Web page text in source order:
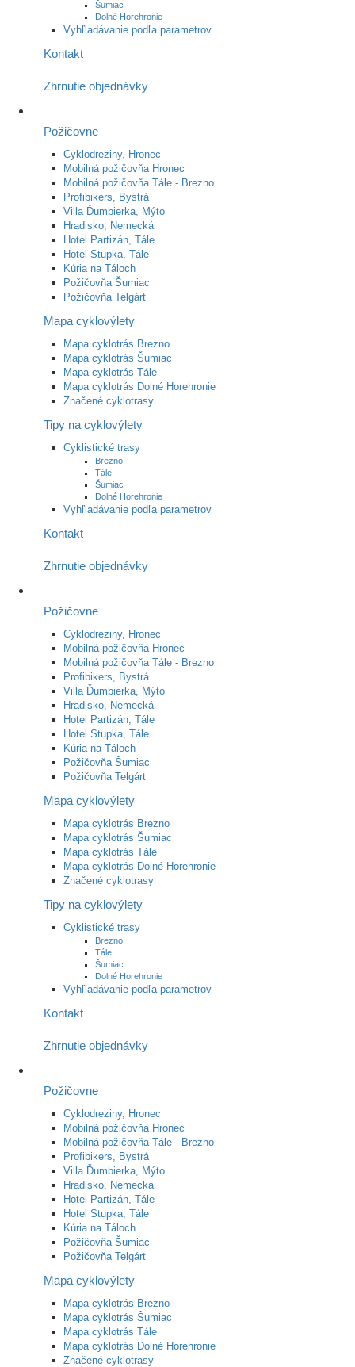
Šumiac
Dolné Horehronie
Vyhľladávanie podľa parametrov
Kontakt
Zhrnutie objednávky
Požičovne
Cyklodreziny, Hronec
Mobilná požičovňa Hronec
Mobilná požičovňa Tále - Brezno
Profibikers, Bystrá
Villa Ďumbierka, Mýto
Hradisko, Nemecká
Hotel Partizán, Tále
Hotel Stupka, Tále
Kúria na Táloch
Požičovňa Šumiac
Požičovňa Telgárt
Mapa cyklovýlety
Mapa cyklotrás Brezno
Mapa cyklotrás Šumiac
Mapa cyklotrás Tále
Mapa cyklotrás Dolné Horehronie
Značené cyklotrasy
Tipy na cyklovýlety
Cyklistické trasy
Brezno
Tále
Šumiac
Dolné Horehronie
Vyhľladávanie podľa parametrov
Kontakt
Zhrnutie objednávky
Požičovne
Cyklodreziny, Hronec
Mobilná požičovňa Hronec
Mobilná požičovňa Tále - Brezno
Profibikers, Bystrá
Villa Ďumbierka, Mýto
Hradisko, Nemecká
Hotel Partizán, Tále
Hotel Stupka, Tále
Kúria na Táloch
Požičovňa Šumiac
Požičovňa Telgárt
Mapa cyklovýlety
Mapa cyklotrás Brezno
Mapa cyklotrás Šumiac
Mapa cyklotrás Tále
Mapa cyklotrás Dolné Horehronie
Značené cyklotrasy
Tipy na cyklovýlety
Cyklistické trasy
Brezno
Tále
Šumiac
Dolné Horehronie
Vyhľladávanie podľa parametrov
Kontakt
Zhrnutie objednávky
Požičovne
Cyklodreziny, Hronec
Mobilná požičovňa Hronec
Mobilná požičovňa Tále - Brezno
Profibikers, Bystrá
Villa Ďumbierka, Mýto
Hradisko, Nemecká
Hotel Partizán, Tále
Hotel Stupka, Tále
Kúria na Táloch
Požičovňa Šumiac
Požičovňa Telgárt
Mapa cyklovýlety
Mapa cyklotrás Brezno
Mapa cyklotrás Šumiac
Mapa cyklotrás Tále
Mapa cyklotrás Dolné Horehronie
Značené cyklotrasy